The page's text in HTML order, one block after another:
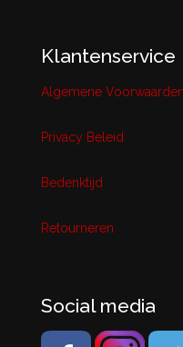
Klantenservice
Algemene Voorwaarden
Privacy Beleid
Bedenktijd
Retourneren
Social media